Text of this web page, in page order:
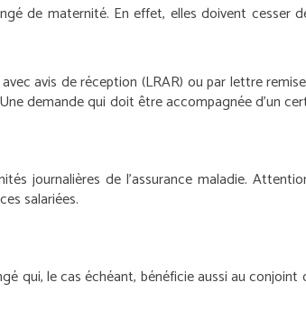
de maternité. En effet, elles doivent cesser
avis de réception (LRAR) ou par lettre
demande qui doit être accompagnée d’un
journalières de l’assurance maladie.
salariées.
qui, le cas échéant, bénéficie aussi au